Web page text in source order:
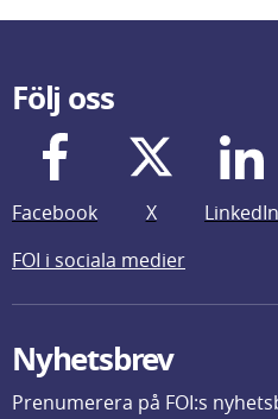
Följ oss
Facebook X LinkedIn
FOI i sociala medier
Nyhetsbrev
Prenumerera på FOI:s